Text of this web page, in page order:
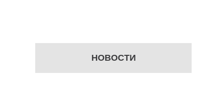
НОВОСТИ